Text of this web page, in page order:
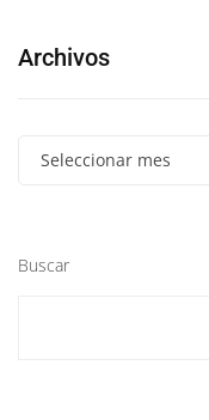
Archivos
Seleccionar mes
Buscar